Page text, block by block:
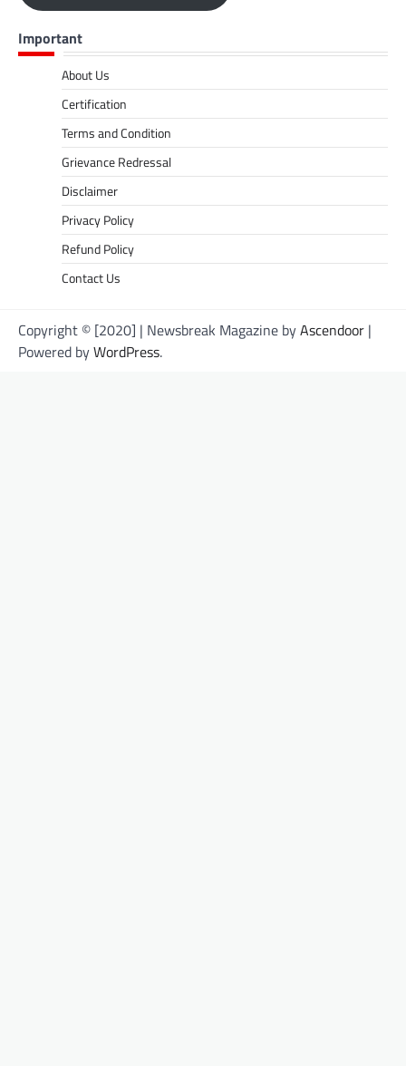
Important
About Us
Certification
Terms and Condition
Grievance Redressal
Disclaimer
Privacy Policy
Refund Policy
Contact Us
Copyright © [2020] | Newsbreak Magazine byAscendoor |
Powered byWordPress.